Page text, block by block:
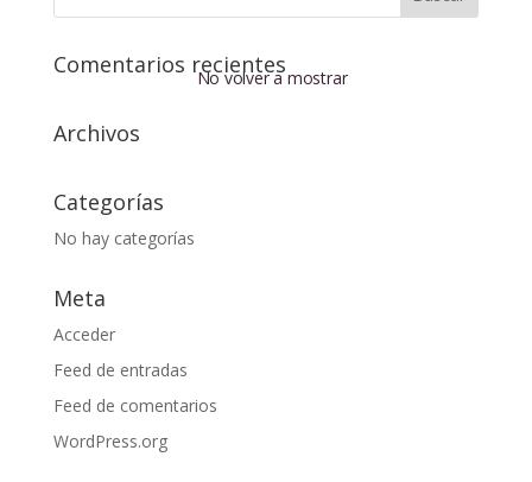
Comentarios recientes
Archivos
Categorías
No hay categorías
Meta
Acceder
Feed de entradas
Feed de comentarios
WordPress.org
No volver a mostrar